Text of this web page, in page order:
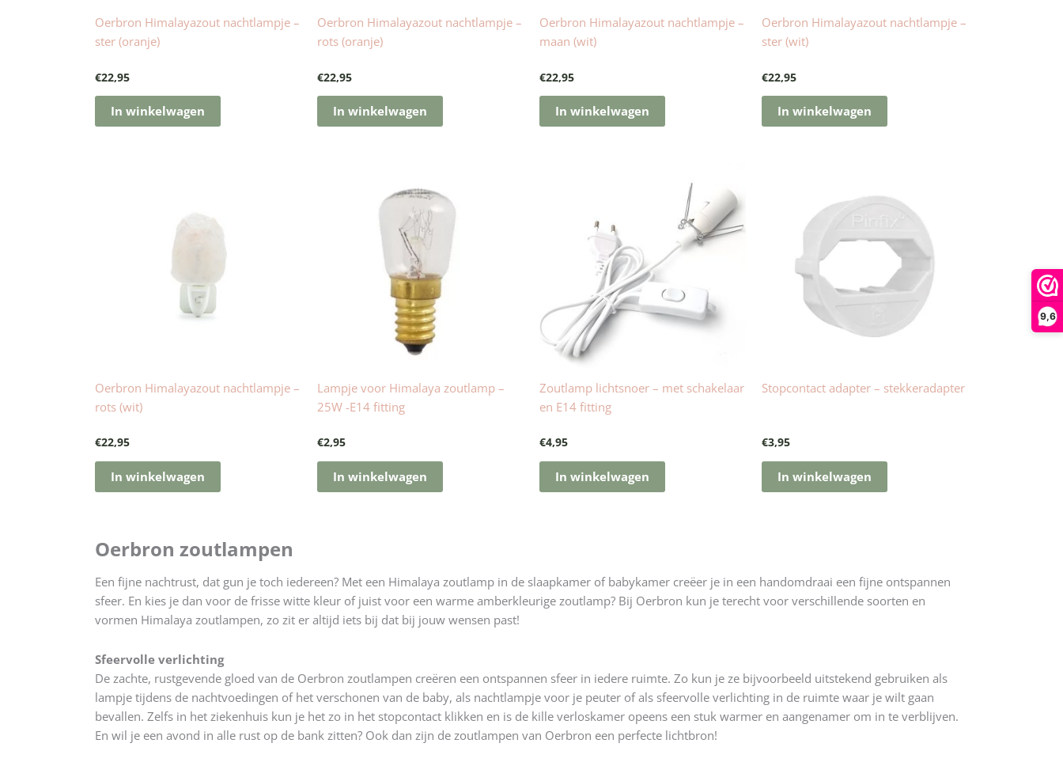
9,6
Oerbron Himalayazout nachtlampje –
ster (oranje)
€22,95
In winkelwagen
Oerbron Himalayazout nachtlampje –
rots (oranje)
€22,95
In winkelwagen
Oerbron Himalayazout nachtlampje –
maan (wit)
€22,95
In winkelwagen
Oerbron Himalayazout nachtlampje –
ster (wit)
€22,95
In winkelwagen
Oerbron Himalayazout nachtlampje –
rots (wit)
€22,95
In winkelwagen
Lampje voor Himalaya zoutlamp –
25W -E14 fitting
€2,95
In winkelwagen
Zoutlamp lichtsnoer – met schakelaar
en E14 fitting
€4,95
In winkelwagen
Stopcontact adapter – stekkeradapter
€3,95
In winkelwagen
Oerbron zoutlampen
Een fijne nachtrust, dat gun je toch iedereen? Met een Himalaya zoutlamp in de slaapkamer of babykamer creëer je in een handomdraai een fijne ontspannen
sfeer. En kies je dan voor de frisse witte kleur of juist voor een warme amberkleurige zoutlamp? Bij Oerbron kun je terecht voor verschillende soorten en
vormen Himalaya zoutlampen, zo zit er altijd iets bij dat bij jouw wensen past!
Sfeervolle verlichting
De zachte, rustgevende gloed van de Oerbron zoutlampen creëren een ontspannen sfeer in iedere ruimte. Zo kun je ze bijvoorbeeld uitstekend gebruiken als
lampje tijdens de nachtvoedingen of het verschonen van de baby, als nachtlampje voor je peuter of als sfeervolle verlichting in de ruimte waar je wilt gaan
bevallen. Zelfs in het ziekenhuis kun je het zo in het stopcontact klikken en is de kille verloskamer opeens een stuk warmer en aangenamer om in te verblijven.
En wil je een avond in alle rust op de bank zitten? Ook dan zijn de zoutlampen van Oerbron een perfecte lichtbron!